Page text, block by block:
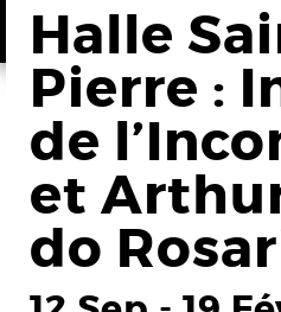
Halle
Pierre :
de
et
do